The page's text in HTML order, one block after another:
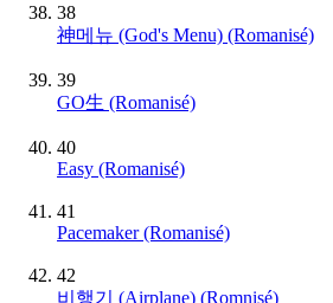
38
神메뉴 (God's Menu) (Romanisé)
39
GO生 (Romanisé)
40
Easy (Romanisé)
41
Pacemaker (Romanisé)
42
비행기 (Airplane) (Romnisé)